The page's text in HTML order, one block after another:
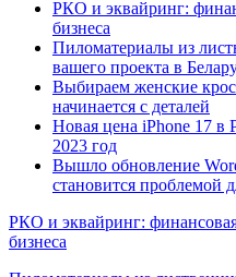
РКО и эквайринг:
бизнеса
Пиломатериалы из
вашего проекта в
Выбираем женские
начинается с деталей
Новая цена iPhone 17 в
2023 год
Вышло обновление
становится проблемой
РКО и эквайринг:
бизнеса